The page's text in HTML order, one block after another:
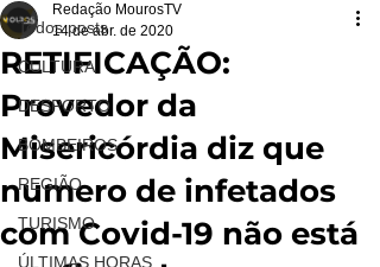
Todos posts
CULTURA
DESPORTO
BOMBEIROS
REGIÃO
TURISMO
ÚLTIMAS HORAS
RETIFICAÇÃO:
Provedor da
Misericórdia diz que
numero de infetados
com Covid-19 não está
Redação MourosTV
14 de abr. de 2020